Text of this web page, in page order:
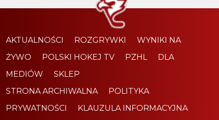
AKTUALNOŚCI ROZGRYWKI
WYNIKI NA
ŻYWO
POLSKI HOKEJ TV PZHL
DLA
MEDIÓW
SKLEP
STRONA ARCHIWALNA
POLITYKA
PRYWATNOŚCI
KLAUZULA INFORMACYJNA